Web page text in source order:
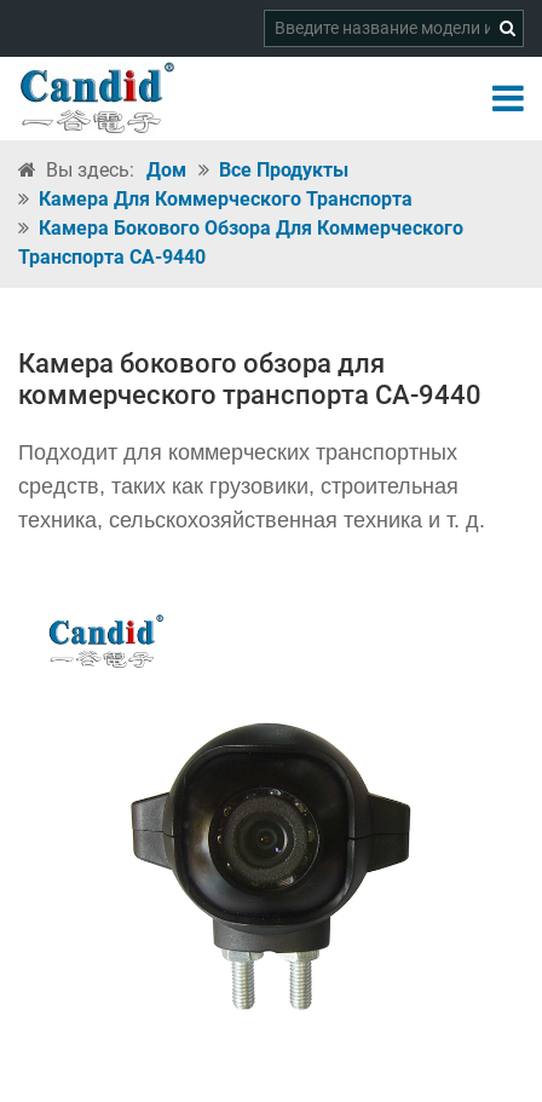
Вы здесь: Дом
Все Продукты
Камера Для Коммерческого Транспорта
Камера Бокового Обзора Для Коммерческого
Транспорта CA-9440
Камера бокового обзора для
коммерческого транспорта CA-9440
Подходит для коммерческих транспортных
средств, таких как грузовики, строительная
техника, сельскохозяйственная техника и т. д.